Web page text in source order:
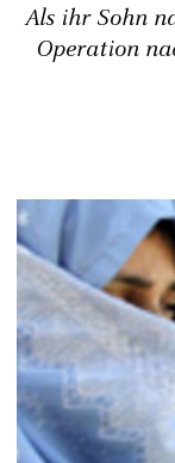
Als ihr Sohn
Operation